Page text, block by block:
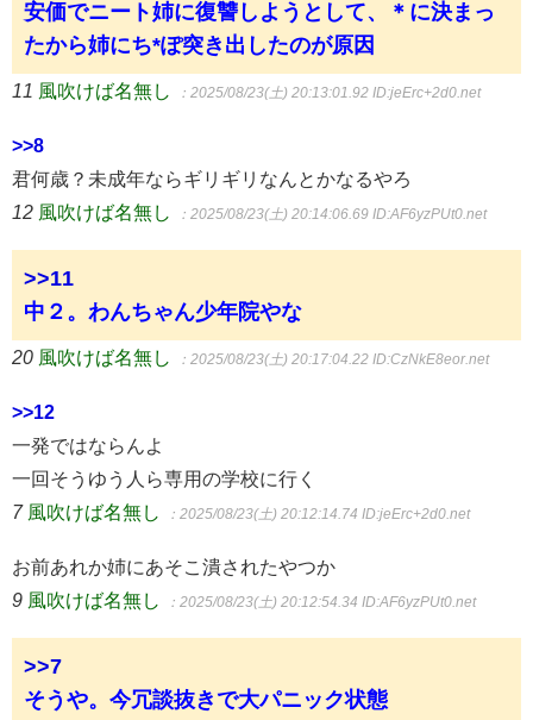
安価でニート姉に復讐しようとして、＊に決まっ
たから姉にち*ぽ突き出したのが原因
11 風吹けば名無し ：2025/08/23(土) 20:13:01.92 ID:jeErc+2d0.net
>>8
君何歳？未成年ならギリギリなんとかなるやろ
12 風吹けば名無し ：2025/08/23(土) 20:14:06.69 ID:AF6yzPUt0.net
>>11
中２。わんちゃん少年院やな
20 風吹けば名無し ：2025/08/23(土) 20:17:04.22 ID:CzNkE8eor.net
>>12
一発ではならんよ
一回そうゆう人ら専用の学校に行く
7 風吹けば名無し ：2025/08/23(土) 20:12:14.74 ID:jeErc+2d0.net
お前あれか姉にあそこ潰されたやつか
9 風吹けば名無し ：2025/08/23(土) 20:12:54.34 ID:AF6yzPUt0.net
>>7
そうや。今冗談抜きで大パニック状態